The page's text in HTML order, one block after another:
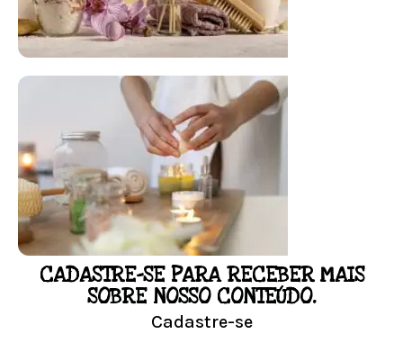
FLORAL DE BACH PERSONALIZADO
Responda as perguntas e receba o seu
floral em casa.
Resultado na hora!
Conheça mais e faça sua Pesquisa
LOJA
CADASTRE-SE PARA RECEBER MAIS
SOBRE NOSSO CONTEÚDO.
Cadastre-se